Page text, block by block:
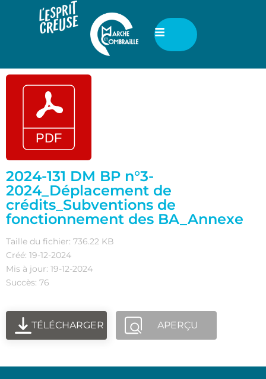
2024-131 DM BP n°3-
2024_Déplacement de
crédits_Subventions de
fonctionnement des BA_Annexe
Taille du fichier: 736.22 KB
Créé: 19-12-2024
Mis à jour: 19-12-2024
Succès: 76
TÉLÉCHARGER APERÇU